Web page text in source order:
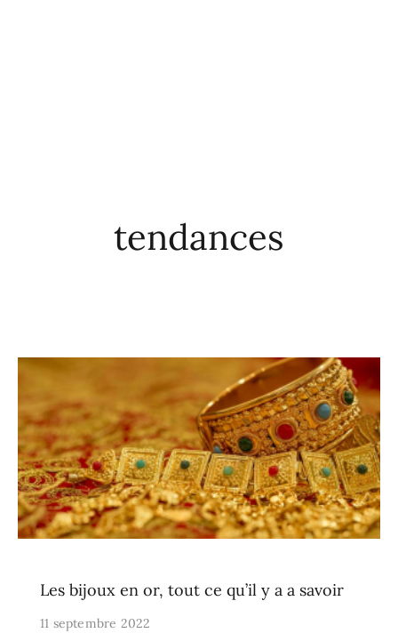
tendances
Les bijoux en or, tout ce qu’il y a a savoir
11 septembre 2022